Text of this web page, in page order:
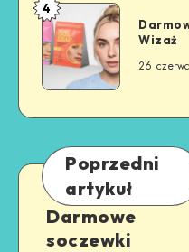
4
Wizaż
26
Poprzedni
artykuł
Darmowe
soczewki